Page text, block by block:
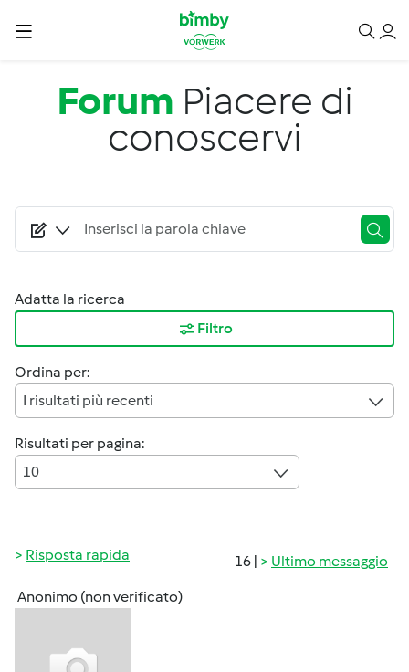
Salta al contenuto principale
Forum Piacere di
conoscervi
Adatta la ricerca
Filtro
Ordina per:
I risultati più recenti
Risultati per pagina:
10
16 | Ultimo messaggio
Risposta rapida
Anonimo (non verificato)